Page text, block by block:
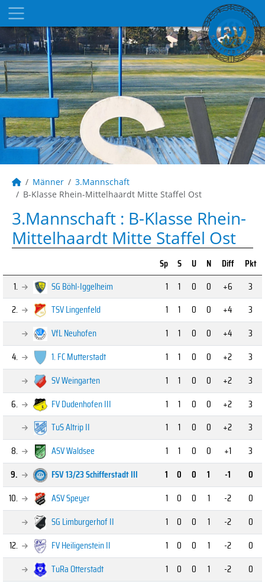
Männer
3.Mannschaft
B-Klasse Rhein-Mittelhaardt Mitte Staffel Ost
3.Mannschaft : B-Klasse Rhein-
Mittelhaardt Mitte Staffel Ost
Sp S U N Diff
Pkt
1.
SG Böhl-Iggelheim 1 1 0 0 +6
3
2.
TSV Lingenfeld 1 1 0 0 +4
3
VfL Neuhofen
1 1 0 0 +4
3
4.
1. FC Mutterstadt 1 1 0 0 +2
3
SV Weingarten
1 1 0 0 +2
3
6.
FV Dudenhofen III 1 1 0 0 +2
3
TuS Altrip II
1 1 0 0 +2
3
8.
ASV Waldsee 1 1 0 0 +1
3
9.
FSV 13/23 Schifferstadt III 1 0 0 1 -1
0
10.
ASV Speyer 1 0 0 1 -2
0
SG Limburgerhof II
1 0 0 1 -2
0
12.
FV Heiligenstein II 1 0 0 1 -2
0
TuRa Otterstadt
1 0 0 1 -2
0